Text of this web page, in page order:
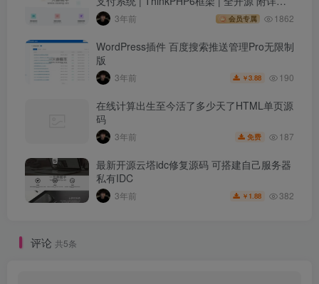
搭建教程
3年前 会员专属 1862
WordPress插件 百度搜索推送管理Pro无限制
版
3年前 ￥3.88 190
在线计算出生至今活了多少天了HTML单页源
码
3年前 免费 187
最新开源云塔idc修复源码 可搭建自己服务器
私有IDC
3年前 ￥ 1.88 382
评论 共5条